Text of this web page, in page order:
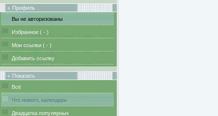
Профиль
Вы не авторизованы
Избранное ( - )
Мои ссылки ( - )
Добавить ссылку
Показать
Всё
Что нового, календарь
Двадцатка популярных